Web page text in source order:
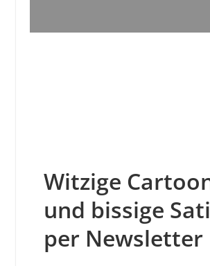
Witzige
und bissige
per Newsletter